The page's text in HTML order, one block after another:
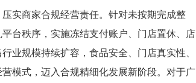
实商家合规经营责任。针对未按期完成整
台秩序，实施冻结支付账户、门店置休、店
业规模持续扩容，食品安全、门店真实性、
模式，迈入合规精细化发展新阶段。对于广